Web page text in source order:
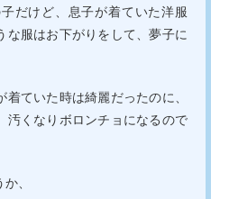
だけど、息子が着ていた洋服
な服はお下がりをして、夢子に
着ていた時は綺麗だったのに、
汚くなりボロンチョになるので
、